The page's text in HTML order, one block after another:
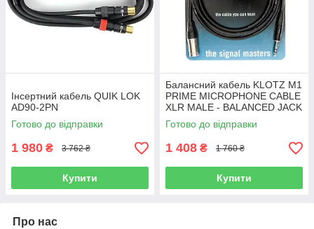
Інсертний кабель QUIK LOK
AD90-2PN
Готово до відправки
1 980 ₴ 3 762 ₴
Купити
Балансний кабель KLOTZ M1
PRIME MICROPHONE CABLE
XLR MALE - BALANCED JACK
5 M
Готово до відправки
1 408 ₴ 1 760 ₴
Купити
Про нас